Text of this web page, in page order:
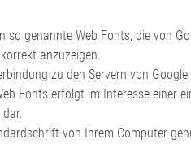
genannte Web Fonts, die von
anzuzeigen.
zu den Servern von
Fonts erfolgt im Interesse einer
von Ihrem Computer